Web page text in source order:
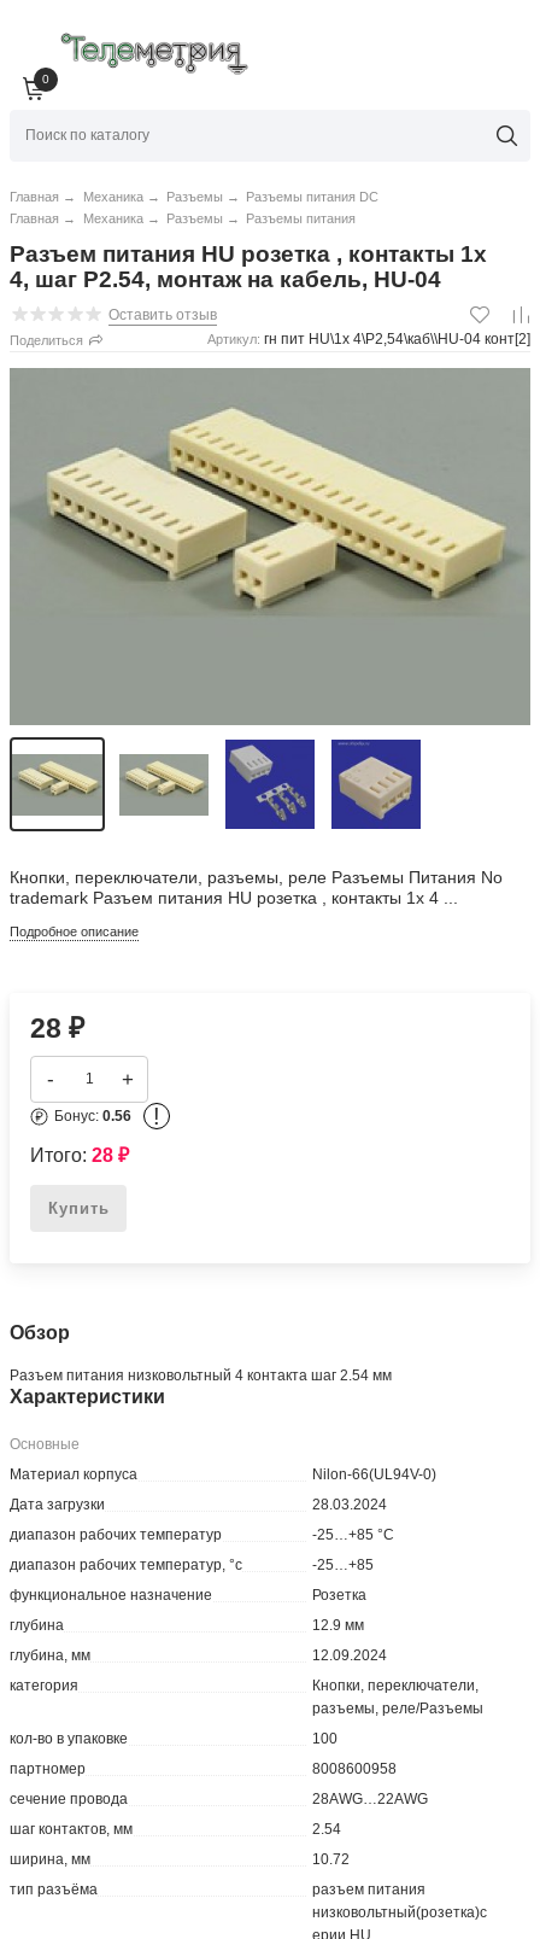
0
Главная → Механика → Разъемы →
Разъемы питания DC
Разъемы питания
Разъемы →
Механика →
Главная →
Разъем питания HU розетка , контакты 1x
4, шаг P2.54, монтаж на кабель, HU-04
Оставить отзыв
Поделиться Артикул: гн пит HU\1x 4\P2,54\каб\\HU-04 конт[2]
Кнопки, переключатели, разъемы, реле Разъемы Питания No
trademark Разъем питания HU розетка , контакты 1x 4 ...
Подробное описание
28₽
- +
Бонус:0.56 !
Итого:28₽
Купить
Обзор
Разъем питания низковольтный 4 контакта шаг 2.54 мм
Характеристики
Основные
Материал корпуса
Nilon-66(UL94V-0)
Дата загрузки
28.03.2024
диапазон рабочих температур
-25…+85 °С
диапазон рабочих температур, °c
-25…+85
функциональное назначение
Розетка
глубина
12.9 мм
глубина, мм
12.09.2024
категория
Кнопки, переключатели,
разъемы, реле/Разъемы
кол-во в упаковке
100
партномер
8008600958
сечение провода
28AWG…22AWG
шаг контактов, мм
2.54
ширина, мм
10.72
тип разъёма
разъем питания
низковольтный(розетка)с
ерии HU